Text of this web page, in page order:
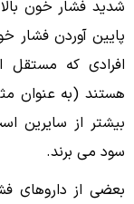
شدید فشار خون
پایین آوردن فشار
افرادی که
هستند (به عنوان
بیشتر از سایرین
سود مى برند.
بعضی از داروهای